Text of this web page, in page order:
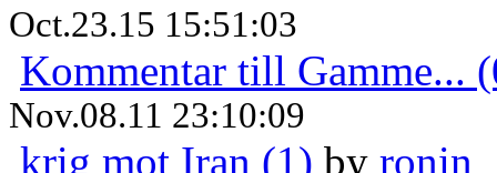
Oct.23.15 15:51:03
Kommentar till Gamme...
Nov.08.11 23:10:09
krig mot Iran (1) by ronin